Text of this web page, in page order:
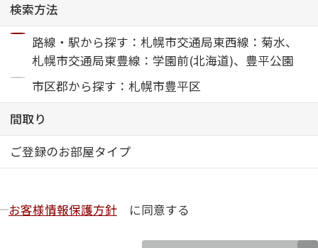
ShaMaison STYLE
シャーメゾンショップを探す
らくらく内見
シャーメゾンライフサポート
お問い合わせ・よくある質問
検索方法
路線・駅から探す：札幌市交通局東西線：菊水、
札幌市交通局東豊線：学園前(北海道)、豊平公園
市区郡から探す：札幌市豊平区
間取り
ご登録のお部屋タイプ
お客様情報保護方針 に同意する